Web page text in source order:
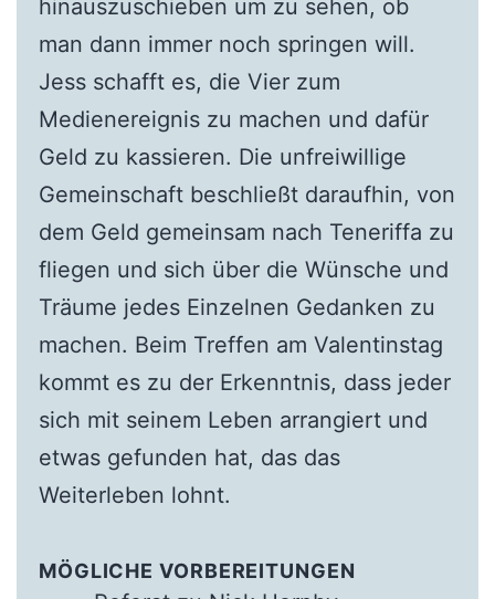
hinauszuschieben um zu sehen, ob
man dann immer noch springen will.
Jess schafft es, die Vier zum
Medienereignis zu machen und dafür
Geld zu kassieren. Die unfreiwillige
Gemeinschaft beschließt daraufhin, von
dem Geld gemeinsam nach Teneriffa zu
fliegen und sich über die Wünsche und
Träume jedes Einzelnen Gedanken zu
machen. Beim Treffen am Valentinstag
kommt es zu der Erkenntnis, dass jeder
sich mit seinem Leben arrangiert und
etwas gefunden hat, das das
Weiterleben lohnt.
MÖGLICHE VORBEREITUNGEN